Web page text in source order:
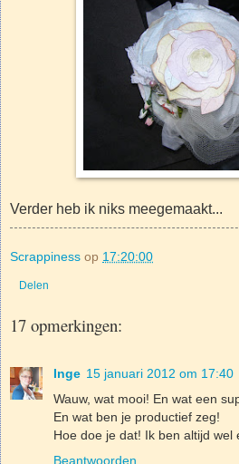
Verder heb ik niks meegemaakt...
Scrappiness op 17:20:00
Delen
17 opmerkingen:
Inge 15 januari 2012 om 17:40
Wauw, wat mooi! En wat een
En wat ben je productief zeg!
Hoe doe je dat! Ik ben altijd wel
Beantwoorden